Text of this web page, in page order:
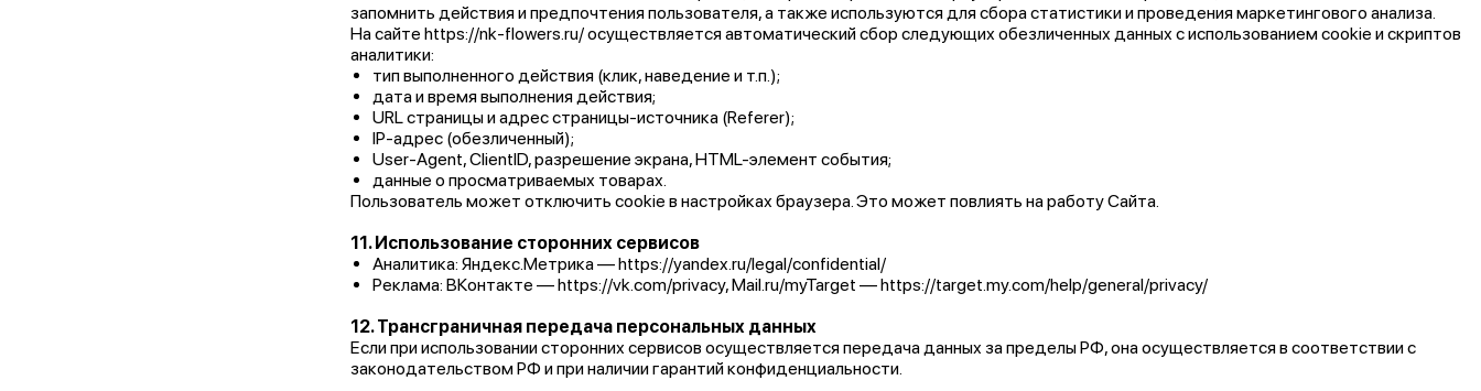
запомнить действия и предпочтения пользователя, а также используются для сбора статистики и проведения маркетингового анализа.
На сайте https://nk-flowers.ru/ осуществляется автоматический сбор следующих обезличенных данных с использованием cookie и скриптов
аналитики:
тип выполненного действия (клик, наведение и т.п.);
дата и время выполнения действия;
URL страницы и адрес страницы-источника (Referer);
IP-адрес (обезличенный);
User-Agent, ClientID, разрешение экрана, HTML-элемент события;
данные о просматриваемых товарах.
Пользователь может отключить cookie в настройках браузера. Это может повлиять на работу Сайта.
11. Использование сторонних сервисов
Аналитика: Яндекс.Метрика — https://yandex.ru/legal/confidential/
Реклама: ВКонтакте — https://vk.com/privacy, Mail.ru/myTarget — https://target.my.com/help/general/privacy/
12. Трансграничная передача персональных данных
Если при использовании сторонних сервисов осуществляется передача данных за пределы РФ, она осуществляется в соответствии с
законодательством РФ и при наличии гарантий конфиденциальности.